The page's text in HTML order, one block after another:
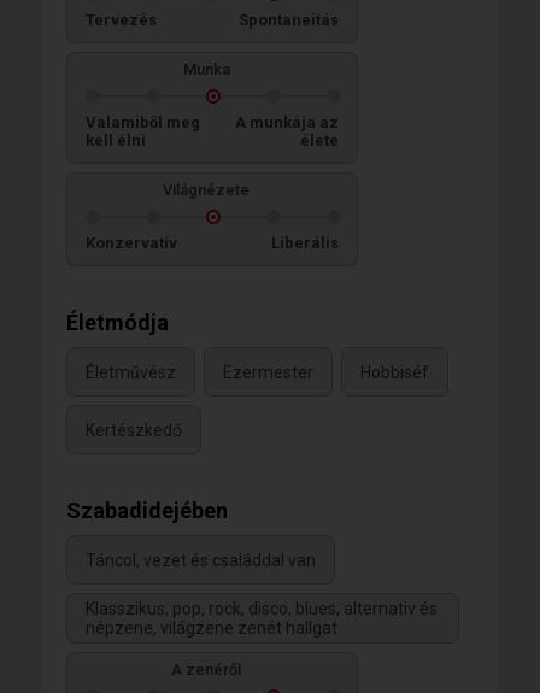
Tervezés Spontaneitás
Munka
Valamiből meg
kell élni
A munkája az
élete
Világnézete
Konzervatív Liberális
Életmódja
Életművész Ezermester Hobbiséf
Kertészkedő
Szabadidejében
Táncol, vezet és családdal van
Klasszikus, pop, rock, disco, blues, alternativ és
népzene, világzene zenét hallgat
A zenéről